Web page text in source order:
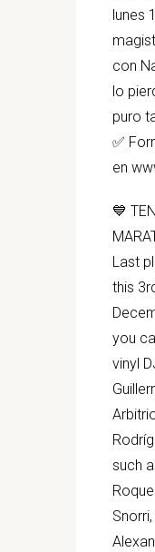
lunes
con
lo
puro
✅
en
💙
Last
this
you
vinyl
such